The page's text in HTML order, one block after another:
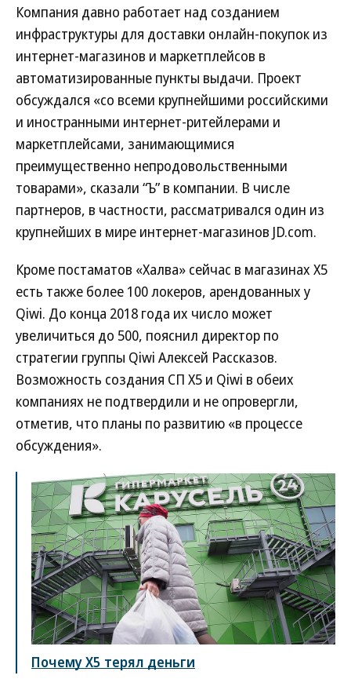
Компания давно работает над созданием
инфраструктуры для доставки онлайн-покупок из
интернет-магазинов и маркетплейсов в
автоматизированные пункты выдачи. Проект
обсуждался «со всеми крупнейшими российскими
и иностранными интернет-ритейлерами и
маркетплейсами, занимающимися
преимущественно непродовольственными
товарами», сказали “Ъ” в компании. В числе
партнеров, в частности, рассматривался один из
крупнейших в мире интернет-магазинов JD.com.
Кроме постаматов «Халва» сейчас в магазинах Х5
есть также более 100 локеров, арендованных у
Qiwi. До конца 2018 года их число может
увеличиться до 500, пояснил директор по
стратегии группы Qiwi Алексей Рассказов.
Возможность создания СП X5 и Qiwi в обеих
компаниях не подтвердили и не опровергли,
отметив, что планы по развитию «в процессе
обсуждения».
Почему Х5 терял деньги